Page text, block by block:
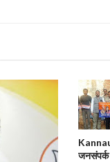
जनसंपर्क